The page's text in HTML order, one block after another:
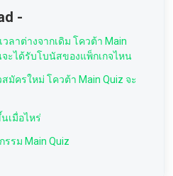
-
ลาต่างจากเดิม โควต้า Main
จะได้รับโบนัสของแพ็กเกจไหน
ครใหม่ โควต้า Main Quiz จะ
เมื่อไหร่
รรม Main Quiz